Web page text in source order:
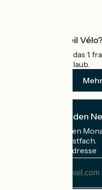
Was ist Accueil Vélo?
Accueil Vélo ist das 1.
Radfahrer im Urlaub.
Ich abonniere den
Erhalten Sie jeden
Rad in Ihrem Postfach.
Meine E-Mail-Adresse